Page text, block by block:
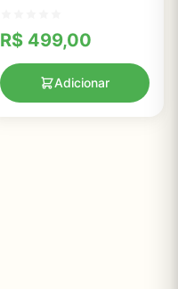
R$ 499,00
Adicionar